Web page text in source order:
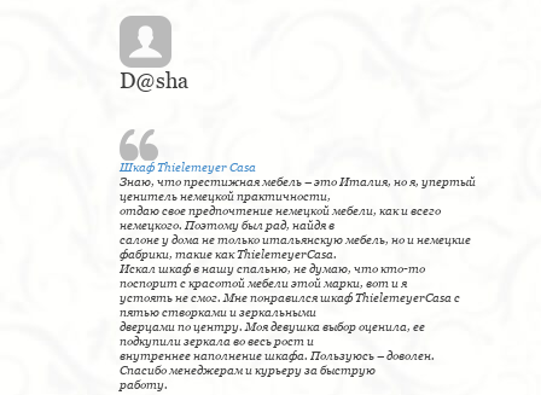
D@sha
Шкаф Thielemeyer Casa
Знаю, что престижная мебель – это Италия, но я, упертый
ценитель немецкой практичности,
отдаю свое предпочтение немецкой мебели, как и всего
немецкого. Поэтому был рад, найдя в
салоне у дома не только итальянскую мебель, но и немецкие
фабрики, такие как ThielemeyerCasa.
Искал шкаф в нашу спальню, не думаю, что кто-то
поспорит с красотой мебели этой марки, вот и я
устоять не смог. Мне понравился шкаф ThielemeyerCasa с
пятью створками и зеркальными
дверцами по центру. Моя девушка выбор оценила, ее
подкупили зеркала во весь рост и
внутреннее наполнение шкафа. Пользуюсь – доволен.
Спасибо менеджерам и курьеру за быструю
работу.